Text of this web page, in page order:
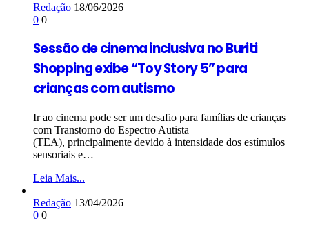
Redação 18/06/2026
0 0
Sessão de cinema inclusiva no Buriti
Shopping exibe “Toy Story 5” para
crianças com autismo
Ir ao cinema pode ser um desafio para famílias de crianças
com Transtorno do Espectro Autista
(TEA), principalmente devido à intensidade dos estímulos
sensoriais e…
Leia Mais...
Redação 13/04/2026
0 0